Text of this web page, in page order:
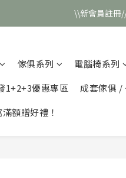
\\新會員註冊
\\新會員註冊
\\新會員註冊
傢俱系列 電腦椅系列
1+2+3優惠專區
成套傢俱 /
額贈好禮！